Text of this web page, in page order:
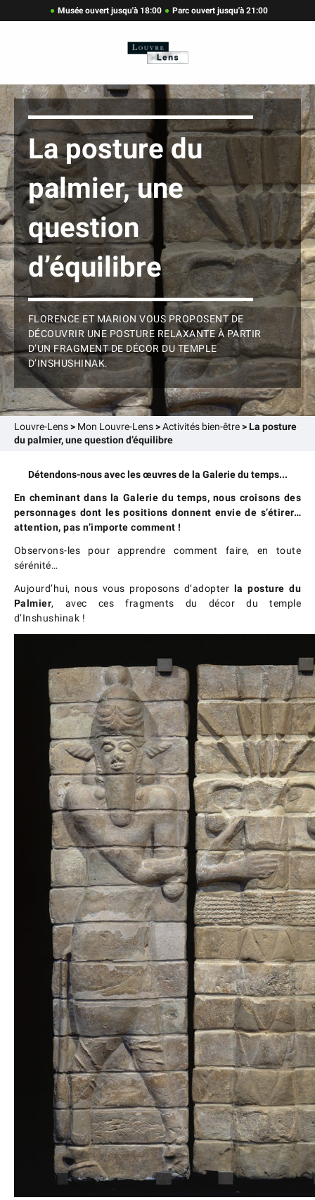
Musée ouvert jusqu'à 18:00 Parc ouvert jusqu'à 21:00
La posture du
palmier, une
question
d’équilibre
FLORENCE ET MARION VOUS PROPOSENT DE
DÉCOUVRIR UNE POSTURE RELAXANTE À PARTIR
D’UN FRAGMENT DE DÉCOR DU TEMPLE
D’INSHUSHINAK.
Louvre-Lens> Mon Louvre-Lens>Activités bien-être>La posture
du palmier, une question d’équilibre
Détendons-nous avec les œuvres de la Galerie du temps...
En cheminant dans la Galerie du temps, nous croisons des
personnages dont les positions donnent envie de s’étirer…
attention, pas n’importe comment !
Observons-les pour apprendre comment faire, en toute
sérénité…
Aujourd’hui, nous vous proposons d’adopter la posture du
Palmier, avec ces fragments du décor du temple
d’Inshushinak !